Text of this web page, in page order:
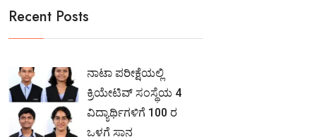
Recent Posts
ನಾಟಾ ಪರೀಕ್ಷೆಯಲ್ಲಿ
ಕ್ರಿಯೇಟಿವ್ ಸಂಸ್ಥೆಯ 4
ವಿದ್ಯಾರ್ಥಿಗಳಿಗೆ 100 ರ
ಒಳಗೆ ಸ್ಥಾನ